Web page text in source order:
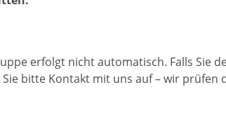
erfolgt nicht automatisch. Falls Sie
bitte Kontakt mit uns auf – wir prüfen